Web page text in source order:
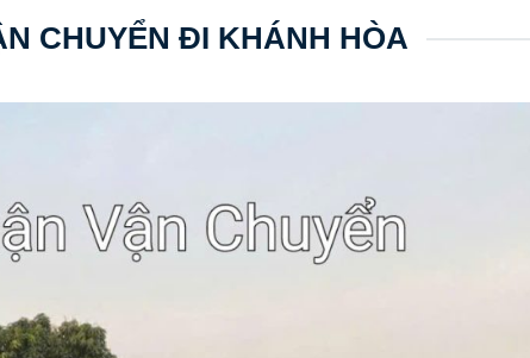
CHUYỂN ĐI KHÁNH HÒA